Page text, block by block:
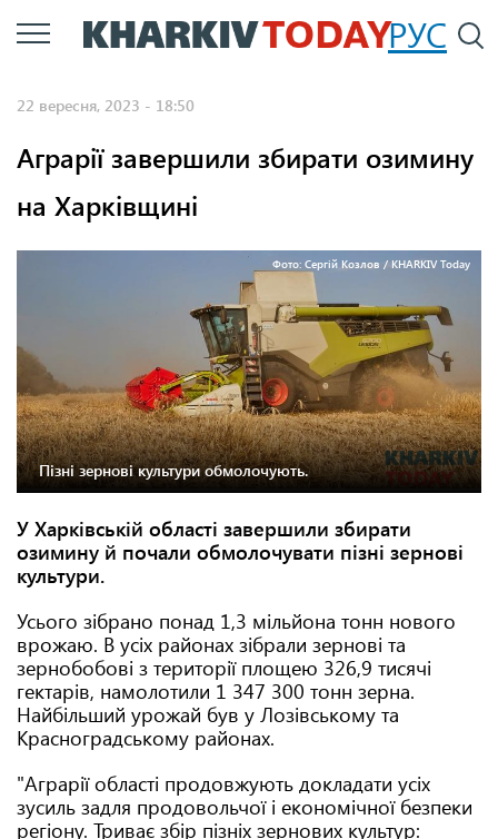
Перейти
до
РУС
22 вересня, 2023 - 18:50
Аграрії завершили збирати озимину
на Харківщині
Фото: Сергій Козлов / KHARKIV Today
Пізні зернові культури обмолочують.
У Харківській області завершили збирати
озимину й почали обмолочувати пізні зернові
культури.
Усього зібрано понад 1,3 мільйона тонн нового
врожаю. В усіх районах зібрали зернові та
зернобобові з території площею 326,9 тисячі
гектарів, намолотили 1 347 300 тонн зерна.
Найбільший урожай був у Лозівському та
Красноградському районах.
"Аграрії області продовжують докладати усіх
зусиль задля продовольчої і економічної безпеки
регіону. Триває збір пізніх зернових культур: